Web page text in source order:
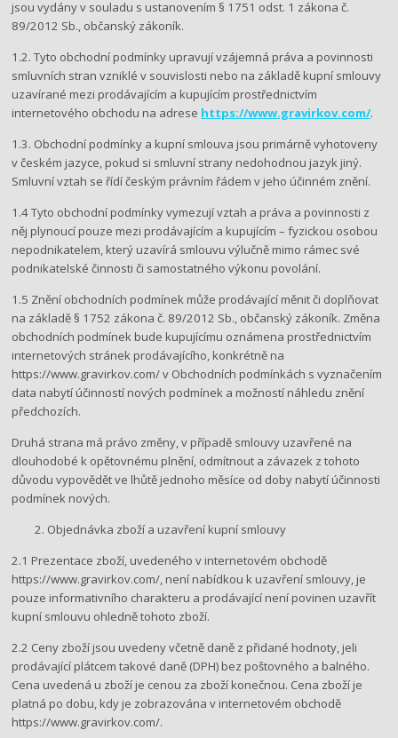
jsou vydány v souladu s ustanovením § 1751 odst. 1 zákona č.
89/2012 Sb., občanský zákoník.
1.2. Tyto obchodní podmínky upravují vzájemná práva a povinnosti
smluvních stran vzniklé v souvislosti nebo na základě kupní smlouvy
uzavírané mezi prodávajícím a kupujícím prostřednictvím
internetového obchodu na adrese https://www.gravirkov.com/.
1.3. Obchodní podmínky a kupní smlouva jsou primárně vyhotoveny
v českém jazyce, pokud si smluvní strany nedohodnou jazyk jiný.
Smluvní vztah se řídí českým právním řádem v jeho účinném znění.
1.4 Tyto obchodní podmínky vymezují vztah a práva a povinnosti z
něj plynoucí pouze mezi prodávajícím a kupujícím – fyzickou osobou
nepodnikatelem, který uzavírá smlouvu výlučně mimo rámec své
podnikatelské činnosti či samostatného výkonu povolání.
1.5 Znění obchodních podmínek může prodávající měnit či doplňovat
na základě § 1752 zákona č. 89/2012 Sb., občanský zákoník. Změna
obchodních podmínek bude kupujícímu oznámena prostřednictvím
internetových stránek prodávajícího, konkrétně na
https://www.gravirkov.com/​ v Obchodních podmínkách​ s vyznačením
data nabytí účinností nových podmínek a možností náhledu znění
předchozích.
Druhá strana má právo změny, v případě smlouvy uzavřené na
dlouhodobé k opětovnému plnění, odmítnout a závazek z tohoto
důvodu vypovědět ve lhůtě jednoho měsíce od doby nabytí účinnosti
podmínek nových.
Objednávka zboží a uzavření kupní smlouvy
2.1​ ​Prezentace zboží, uvedeného v internetovém obchodě ​
https://www.gravirkov.com/​​,​ není nabídkou k uzavření smlouvy, je
pouze informativního charakteru a prodávající není povinen uzavřít
kupní smlouvu ohledně tohoto zboží.
2.2 Ceny zboží jsou uvedeny​ včetně daně z přidané hodnoty, jeli
prodávající plátcem takové daně (DPH) bez poštovného a balného.
Cena uvedená u zboží je cenou za zboží konečnou. Cena zboží je
platná po dobu, kdy je zobrazována v internetovém obchodě
https://www.gravirkov.com/.